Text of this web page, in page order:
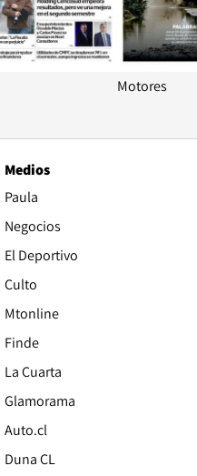
Motores
Medios
Paula
Negocios
El Deportivo
Culto
Mtonline
Finde
La Cuarta
Glamorama
Auto.cl
Duna CL